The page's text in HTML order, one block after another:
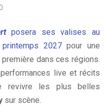
0
posera ses valises au
2027pour une
dans ces régions.
live et récits
revivre les plus belles
sur scène.